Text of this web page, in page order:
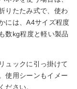
りたたみ式で、使わ
には、A4サイズ程度
数kg程度と軽い製品
ュックに引っ掛けて
使用シーンもイメー
ださい。